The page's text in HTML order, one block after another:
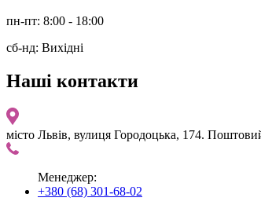
пн-пт: 8:00 - 18:00
сб-нд: Вихідні
Наші контакти
місто Львів, вулиця Городоцька, 174.
Менеджер:
+380 (68) 301-68-02